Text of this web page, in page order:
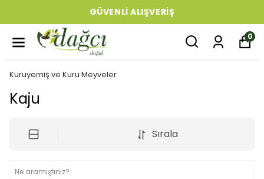
GÜVENLI ALIŞVERIŞ
0
Kuruyemiş ve Kuru Meyveler
Kaju
Sırala